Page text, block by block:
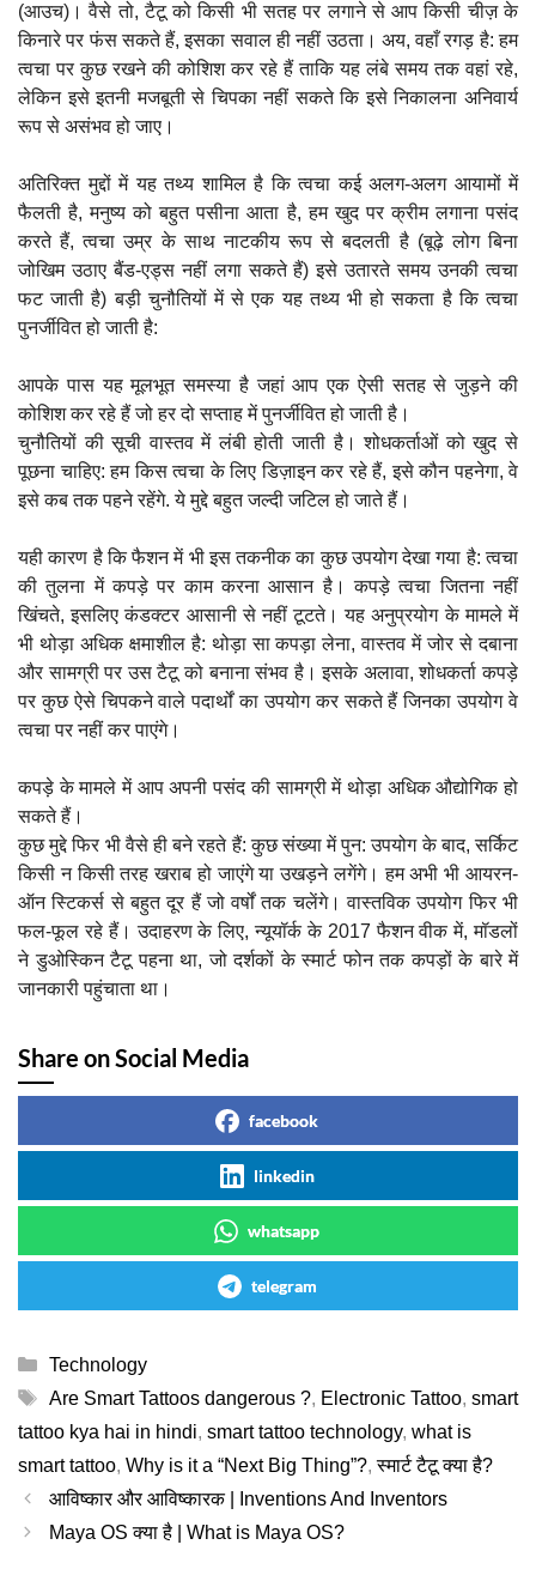
(आउच)। वैसे तो, टैटू को किसी भी सतह पर लगाने से आप किसी चीज़ के
किनारे पर फंस सकते हैं, इसका सवाल ही नहीं उठता। अय, वहाँ रगड़ है: हम
त्वचा पर कुछ रखने की कोशिश कर रहे हैं ताकि यह लंबे समय तक वहां रहे,
लेकिन इसे इतनी मजबूती से चिपका नहीं सकते कि इसे निकालना अनिवार्य
रूप से असंभव हो जाए।
अतिरिक्त मुद्दों में यह तथ्य शामिल है कि त्वचा कई अलग-अलग आयामों में
फैलती है, मनुष्य को बहुत पसीना आता है, हम खुद पर क्रीम लगाना पसंद
करते हैं, त्वचा उम्र के साथ नाटकीय रूप से बदलती है (बूढ़े लोग बिना
जोखिम उठाए बैंड-एड्स नहीं लगा सकते हैं) इसे उतारते समय उनकी त्वचा
फट जाती है) बड़ी चुनौतियों में से एक यह तथ्य भी हो सकता है कि त्वचा
पुनर्जीवित हो जाती है:
आपके पास यह मूलभूत समस्या है जहां आप एक ऐसी सतह से जुड़ने की
कोशिश कर रहे हैं जो हर दो सप्ताह में पुनर्जीवित हो जाती है।
चुनौतियों की सूची वास्तव में लंबी होती जाती है। शोधकर्ताओं को खुद से
पूछना चाहिए: हम किस त्वचा के लिए डिज़ाइन कर रहे हैं, इसे कौन पहनेगा, वे
इसे कब तक पहने रहेंगे. ये मुद्दे बहुत जल्दी जटिल हो जाते हैं।
यही कारण है कि फैशन में भी इस तकनीक का कुछ उपयोग देखा गया है: त्वचा
की तुलना में कपड़े पर काम करना आसान है। कपड़े त्वचा जितना नहीं
खिंचते, इसलिए कंडक्टर आसानी से नहीं टूटते। यह अनुप्रयोग के मामले में
भी थोड़ा अधिक क्षमाशील है: थोड़ा सा कपड़ा लेना, वास्तव में जोर से दबाना
और सामग्री पर उस टैटू को बनाना संभव है। इसके अलावा, शोधकर्ता कपड़े
पर कुछ ऐसे चिपकने वाले पदार्थों का उपयोग कर सकते हैं जिनका उपयोग वे
त्वचा पर नहीं कर पाएंगे।
कपड़े के मामले में आप अपनी पसंद की सामग्री में थोड़ा अधिक औद्योगिक हो
सकते हैं।
कुछ मुद्दे फिर भी वैसे ही बने रहते हैं: कुछ संख्या में पुन: उपयोग के बाद, सर्किट
किसी न किसी तरह खराब हो जाएंगे या उखड़ने लगेंगे। हम अभी भी आयरन-
ऑन स्टिकर्स से बहुत दूर हैं जो वर्षों तक चलेंगे। वास्तविक उपयोग फिर भी
फल-फूल रहे हैं। उदाहरण के लिए, न्यूयॉर्क के 2017 फैशन वीक में, मॉडलों
ने डुओस्किन टैटू पहना था, जो दर्शकों के स्मार्ट फोन तक कपड़ों के बारे में
जानकारी पहुंचाता था।
Share on Social Media
facebook
linkedin
whatsapp
telegram
Categories
Technology
Tags
Are Smart Tattoos dangerous ?, Electronic Tattoo, smart
tattoo kya hai in hindi, smart tattoo technology, what is
smart tattoo, Why is it a “Next Big Thing”?,स्मार्ट टैटू क्या है?
आविष्कार और आविष्कारक | Inventions And Inventors
Maya OS क्या है | What is Maya OS?